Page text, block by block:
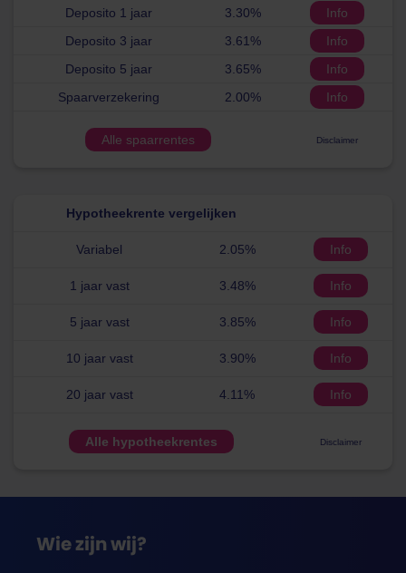
Deposito 1 jaar
3.30%
Info
Deposito 3 jaar
3.61%
Info
Deposito 5 jaar
3.65%
Info
Spaarverzekering
2.00% Info
Alle spaarrentes Disclaimer
Hypotheekrente vergelijken
Variabel 2.05% Info
1 jaar vast 3.48% Info
5 jaar vast 3.85% Info
10 jaar vast 3.90% Info
20 jaar vast 4.11% Info
Alle hypotheekrentes Disclaimer
Wie zijn wij?